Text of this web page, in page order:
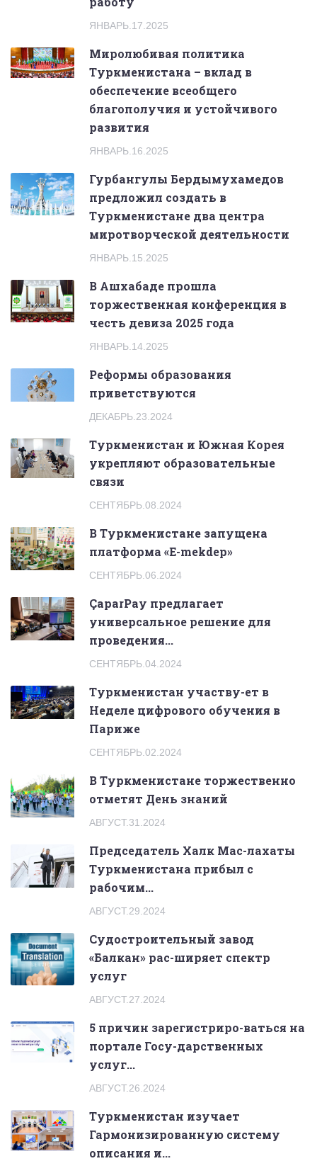
ЯНВАРЬ.17.2025
Миролюбивая политика
Туркменистана – вклад в
обеспечение всеобщего
благополучия и устойчивого
развития
ЯНВАРЬ.16.2025
Гурбангулы Бердымухамедов
предложил создать в
Туркменистане два центра
миротворческой деятельности
ЯНВАРЬ.15.2025
В Ашхабаде прошла
торжественная конференция в
честь девиза 2025 года
ЯНВАРЬ.14.2025
Реформы образования
приветствуются
ДЕКАБРЬ.23.2024
Туркменистан и Южная Корея
укрепляют образовательные
связи
СЕНТЯБРЬ.08.2024
В Туркменистане запущена
платформа «E-mekdep»
СЕНТЯБРЬ.06.2024
ÇaparPay предлагает
универсальное решение для
проведения...
СЕНТЯБРЬ.04.2024
Туркменистан участву-ет в
Неделе цифрового обучения в
Париже
СЕНТЯБРЬ.02.2024
В Туркменистане торжественно
отметят День знаний
АВГУСТ.31.2024
Председатель Халк Мас-лахаты
Туркменистана прибыл с
рабочим...
АВГУСТ.29.2024
Судостроительный завод
«Балкан» рас-ширяет спектр
услуг
АВГУСТ.27.2024
5 причин зарегистриро-ваться на
портале Госу-дарственных
услуг...
АВГУСТ.26.2024
Туркменистан изучает
Гармонизированную систему
описания и...